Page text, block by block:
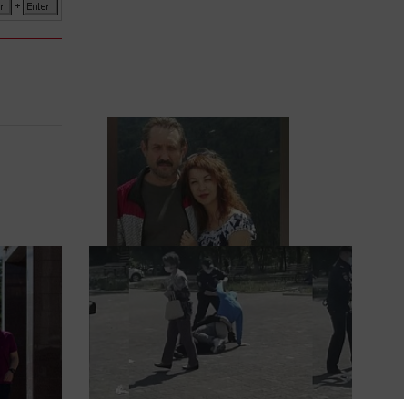
Друг пропавшей семьи
Усольцевых получил
аудиосообщение от них